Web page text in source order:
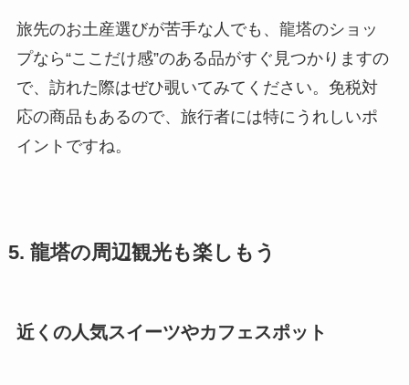
旅先のお土産選びが苦手な人でも、龍塔のショッ
プなら“ここだけ感”のある品がすぐ見つかりますの
で、訪れた際はぜひ覗いてみてください。免税対
応の商品もあるので、旅行者には特にうれしいポ
イントですね。
5. 龍塔の周辺観光も楽しもう
近くの人気スイーツやカフェスポット